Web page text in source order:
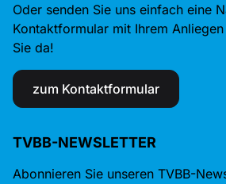
Oder senden Sie uns einfach eine
Kontaktformular mit Ihrem
Sie da!
zum Kontaktformular
TVBB-NEWSLETTER
Abonnieren Sie unseren TVBB-